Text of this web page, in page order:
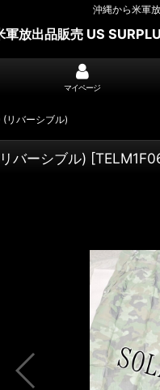
沖縄から米軍
軍放出品販売 US
マイページ
リバーシブル)
バーシブル) [